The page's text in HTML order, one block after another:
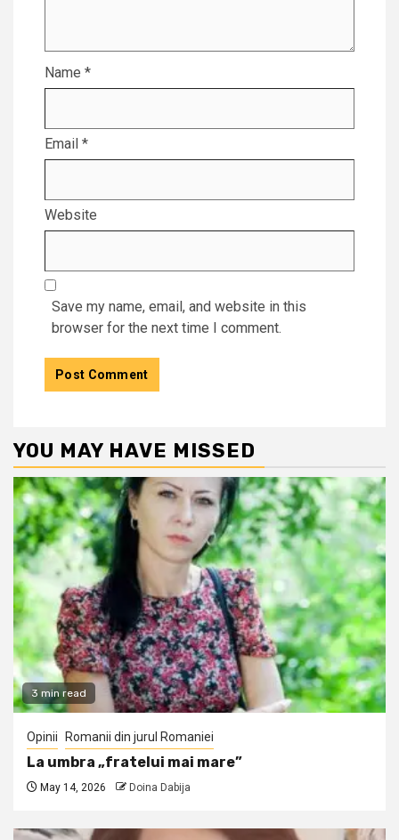
Name *
Email *
Website
Save my name, email, and website in this
browser for the next time I comment.
YOU MAY HAVE MISSED
3 min read
Opinii Romanii din jurul Romaniei
La umbra „fratelui mai mare”
May 14, 2026 Doina Dabija